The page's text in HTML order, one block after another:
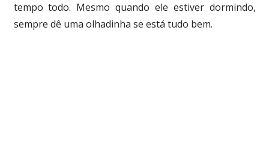
tempo todo. Mesmo quando ele estiver dormindo,
sempre dê uma olhadinha se está tudo bem.